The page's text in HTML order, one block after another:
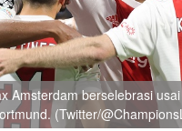
Amsterdam berselebrasi
(Twitter/